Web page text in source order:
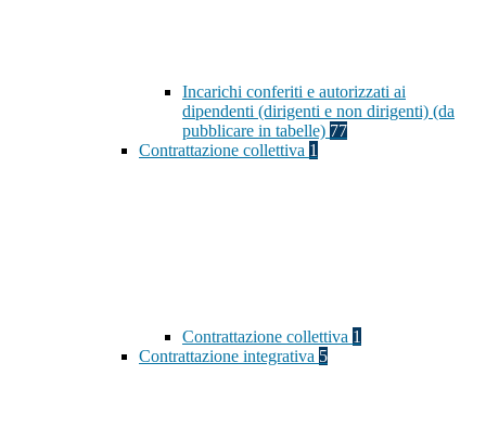
Incarichi conferiti e autorizzati ai
dipendenti (dirigenti e non dirigenti) (da
pubblicare in tabelle) 77
Contrattazione collettiva 1
Contrattazione collettiva 1
Contrattazione integrativa 5